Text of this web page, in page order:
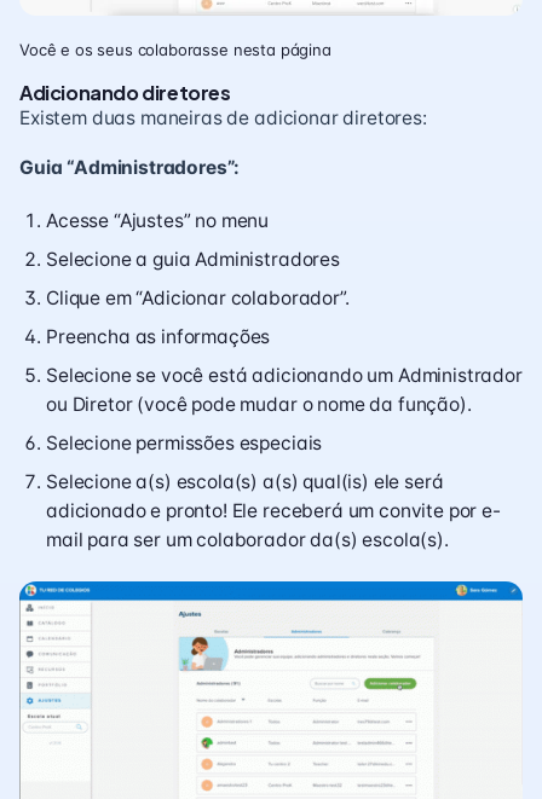
Você e os seus colaborasse nesta página
Adicionando diretores
Existem duas maneiras de adicionar diretores:
Guia “Administradores”:
Acesse “Ajustes” no menu
Selecione a guia Administradores
Clique em “Adicionar colaborador”.
Preencha as informações
Selecione se você está adicionando um Administrador
ou Diretor (você pode mudar o nome da função).
Selecione permissões especiais
Selecione a(s) escola(s) a(s) qual(is) ele será
adicionado e pronto! Ele receberá um convite por e-
mail para ser um colaborador da(s) escola(s).